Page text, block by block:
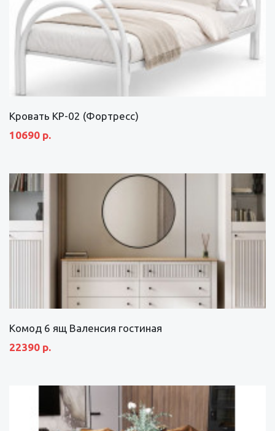
Кровать КР-02 (Фортресс)
10690 р.
Комод 6 ящ Валенсия гостиная
22390 р.